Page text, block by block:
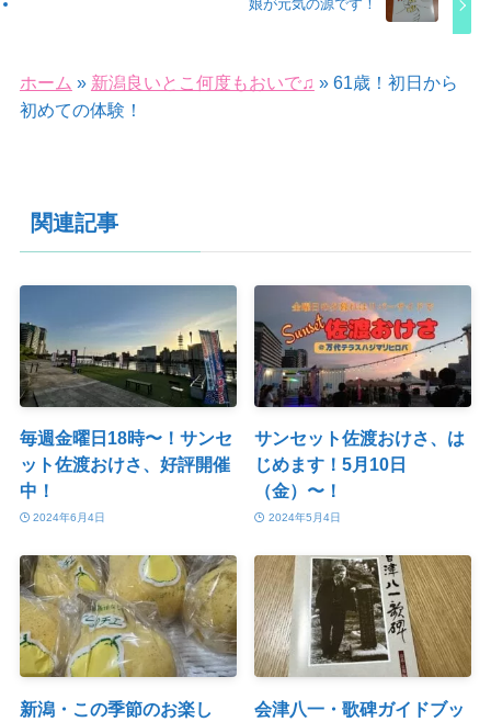
娘が元気の源です！
ホーム » 新潟良いとこ何度もおいで♫ »61歳！初日から
初めての体験！
関連記事
毎週金曜日18時〜！サンセ
ット佐渡おけさ、好評開催
中！
2024年6月4日
サンセット佐渡おけさ、は
じめます！5月10日
（金）〜！
2024年5月4日
新潟・この季節のお楽し
会津八一・歌碑ガイドブッ